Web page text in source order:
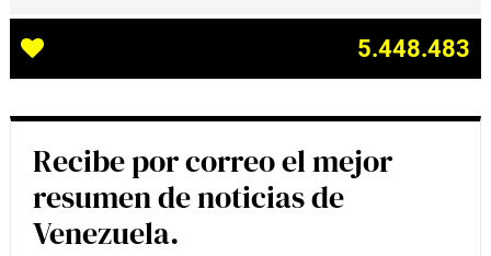
5.448.483
Recibe por correo el mejor
resumen de noticias de
Venezuela.